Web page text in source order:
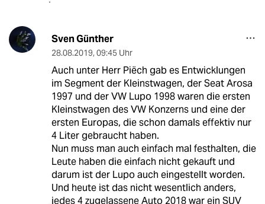
Sven Günther
28.08.2019, 09:45 Uhr
Auch unter Herr Piëch gab es Entwicklungen
im Segment der Kleinstwagen, der Seat Arosa
1997 und der VW Lupo 1998 waren die ersten
Kleinstwagen des VW Konzerns und eine der
ersten Europas, die schon damals effektiv nur
4 Liter gebraucht haben.
Nun muss man auch einfach mal festhalten, die
Leute haben die einfach nicht gekauft und
darum ist der Lupo auch eingestellt worden.
Und heute ist das nicht wesentlich anders,
jedes 4 zugelassene Auto 2018 war ein SUV